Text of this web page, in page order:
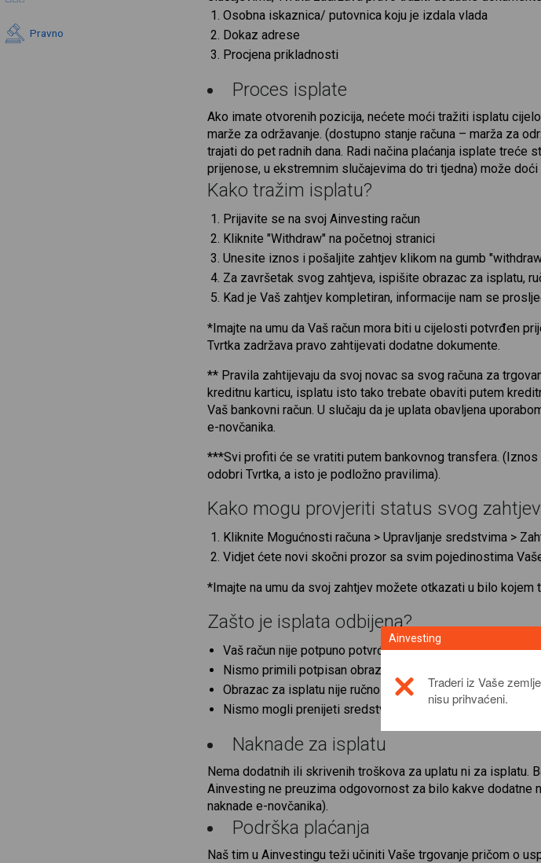
Pravno
Osobna iskaznica/ putovnica koju je izdala vlada
Dokaz adrese
Procjena prikladnosti
Proces isplate
Ako imate otvorenih pozicija, nećete moći tražiti isplatu
marže za održavanje. (dostupno stanje računa – marža za
trajati do pet radnih dana. Radi načina plaćanja isplate
prijenose, u ekstremnim slučajevima do tri tjedna) može
Kako tražim isplatu?
Prijavite se na svoj Ainvesting račun
Kliknite "Withdraw" na početnoj stranici
Unesite iznos i pošaljite zahtjev klikom na gumb
Za završetak svog zahtjeva, ispišite obrazac za isplatu,
Kad je Vaš zahtjev kompletiran, informacije nam se
*Imajte na umu da Vaš račun mora biti u cijelosti potvrđen
Tvrtka zadržava pravo zahtijevati dodatne dokumente.
** Pravila zahtijevaju da svoj novac sa svog računa za
kreditnu karticu, isplatu isto tako trebate obaviti putem
Vaš bankovni račun. U slučaju da je uplata obavljena
e-novčanika.
***Svi profiti će se vratiti putem bankovnog transfera.
odobri Tvrtka, a isto je podložno pravilima).
Kako mogu provjeriti status svog
Kliknite Mogućnosti računa > Upravljanje sredstvima >
Vidjet ćete novi skočni prozor sa svim pojedinostima
*Imajte na umu da svoj zahtjev možete otkazati u bilo kojem
Zašto je isplata odbijena?
Vaš račun nije potpuno potvrđen.
Nismo primili potpisan obrazac zahtjeva za isplatu.
Obrazac za isplatu nije ručno potpisan, primili smo
Nismo mogli prenijeti sredstva u Banku/e-novčanik, u
Naknade za isplatu
Nema dodatnih ili skrivenih troškova za uplatu ni za isplatu.
Ainvesting ne preuzima odgovornost za bilo kakve dodatne
naknade e-novčanika).
Podrška plaćanja
Naš tim u Ainvestingu teži učiniti Vaše trgovanje pričom o
Ainvesting
Traderi iz Vaše
nisu prihvaćeni.